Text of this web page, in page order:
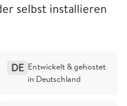
selbst installieren
DE Entwickelt & gehostet
in Deutschland